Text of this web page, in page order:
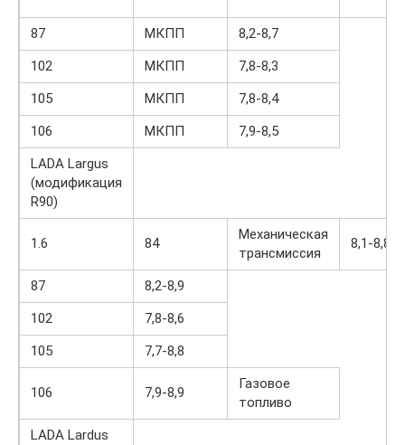
87 МКПП
8,2-8,7
102
МКПП
7,8-8,3
105
МКПП
7,8-8,4
106
МКПП
7,9-8,5
LADA Largus
(модификация
R90)
1.6 84
Механическая
трансмиссия
8,1-8,8
87
8,2-8,9
102
7,8-8,6
105
7,7-8,8
106 7,9-8,9
Газовое
топливо
LADA Lardus